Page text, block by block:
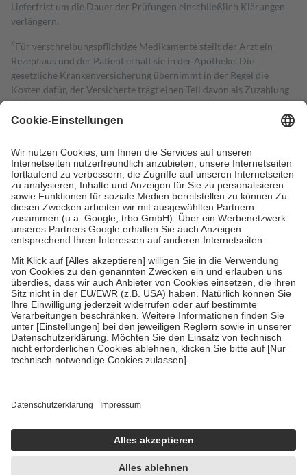
Lieferfrist um die Dauer der Prüfungen einschließlich Klärungen
verlängern.
4Für verschreibungspflichtige Medikamente stellt der Arzt ein
Rezept aus und der Patient erhält sie in der Apotheke. Die
gesetzliche Krankenversicherung übernimmt in der Regel die
Kosten dafür, der Versicherte trägt einen Teil davon als Zuzahlung
mit.
Grundsätzlich leisten Mitglieder Zuzahlungen in Höhe von zehn
höchstens zehn Euro.
Es sind jedoch nie mehr als die tatsächlichen
Kosten der Leistung zu entrichten.
Diese Regeln gelten grundsätzlich auch für Online-Apotheken.
Bei Heilmitteln und häuslicher Krankenpflege beträgt die
Zuzahlung zehn Prozent der Kosten sowie zehn Euro je
Verordnung.
Um das Engagement der Versicherten für ihre eigene Gesundheit zu
stärken und die besondere Stellung der Familie zu unterstützen,
fallenkeine Zuzahlungenan bei:
• Kindern und Jugendlichen bis zum vollendeten 18. Lebensjahr
mit Ausnahme der Fahrkosten
• Untersuchungen zur Vorsorge und Früherkennung, die von der
GKV getragen werden
• empfohlenen Schutzimpfungen
• Harn- und Blutteststreifen
getroffen, um sicherzustellen, dass es sich um echte Bewertungen
https://help.etrusted.com/hc/de/articles/4419944605341
Einige Bilder und Inhalte wurden unter Zuhilfenahme künstlicher